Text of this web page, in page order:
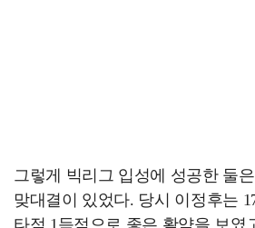
그렇게 빅리그 입성에 성공한 둘
맞대결이 있었다. 당시 이정후는
타점 1득점으로 좋은 활약을 보였